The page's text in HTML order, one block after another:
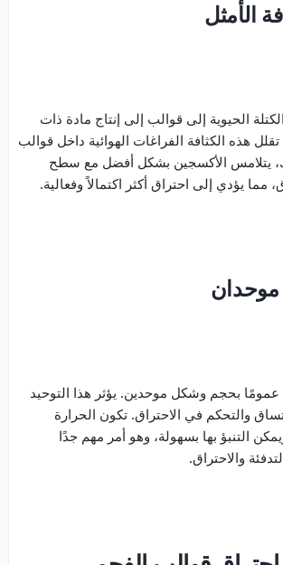
الأمثل
الحيوية إلى قوالب إلى إنتاج مادة ذات
هذه الكثافة الفراغات الهوائية داخل قوالب
يتلامس الأكسجين بشكل أفضل مع سطح
مما يؤدي إلى احتراق أكثر اكتمالاً وفعالية.
عمومًا بحجم وشكل موحدين. يؤثر هذا التوحيد
والتحكم في الاحتراق. تكون الحرارة
ويمكن التنبؤ بها بسهولة، وهو أمر مهم جدًا
والاحتراق.